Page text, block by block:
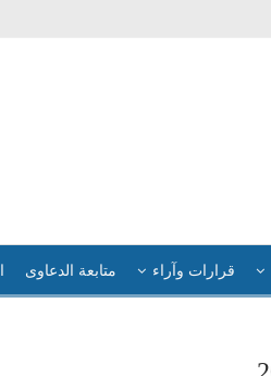
قرارات وآراء متابعة الدعاوى